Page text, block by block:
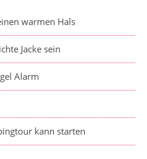
warmen Hals
Jacke sein
Alarm
kann starten